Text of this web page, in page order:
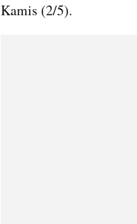
Kamis (2/5).